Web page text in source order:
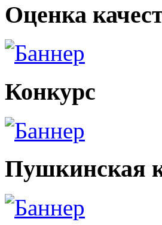
Оценка
Конкурс
Пушкинская